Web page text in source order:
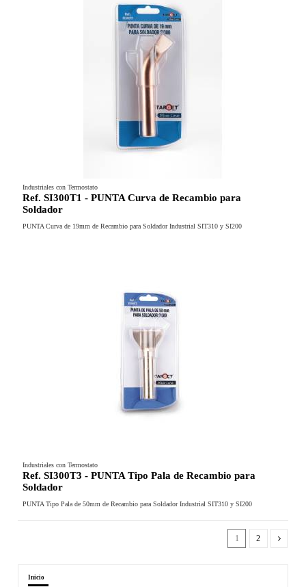
Industriales con Termostato
Ref. SI300T1 - PUNTA Curva de Recambio para
Soldador
PUNTA Curva de 19mm de Recambio para Soldador Industrial SIT310 y SI200
Industriales con Termostato
Ref. SI300T3 - PUNTA Tipo Pala de Recambio para
Soldador
PUNTA Tipo Pala de 50mm de Recambio para Soldador Industrial SIT310 y SI200
1 2
Inicio